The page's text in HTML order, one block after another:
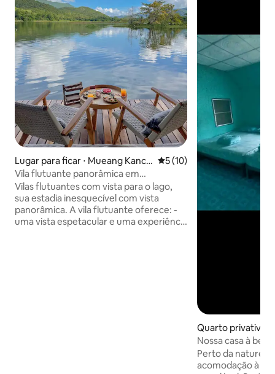
Lugar para ficar ⋅ Mueang Kanch
anaburi District
5 de uma avaliação média
5 (10)
Vila flutuante panorâmica em
Kanchanaburi
Vilas flutuantes com vista para o lago,
sua estadia inesquecível com vista
panorâmica. A vila flutuante oferece: -
uma vista espetacular e uma experiência
Quarto privativo ⋅
Nossa casa à
Perto da
acomodação à